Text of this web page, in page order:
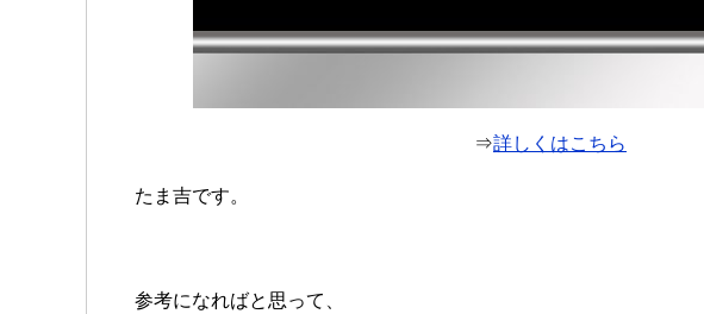
⇒詳しくはこちら
たま吉です。
参考になればと思って、